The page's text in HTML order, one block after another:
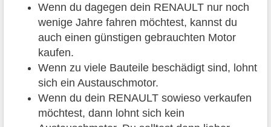
Wenn du dagegen dein RENAULT nur noch
wenige Jahre fahren möchtest, kannst du
auch einen günstigen gebrauchten Motor
kaufen.
Wenn zu viele Bauteile beschädigt sind, lohnt
sich ein Austauschmotor.
Wenn du dein RENAULT sowieso verkaufen
möchtest, dann lohnt sich kein